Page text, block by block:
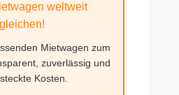
weltweit
Mietwagen zum
zuverlässig und
Kosten.